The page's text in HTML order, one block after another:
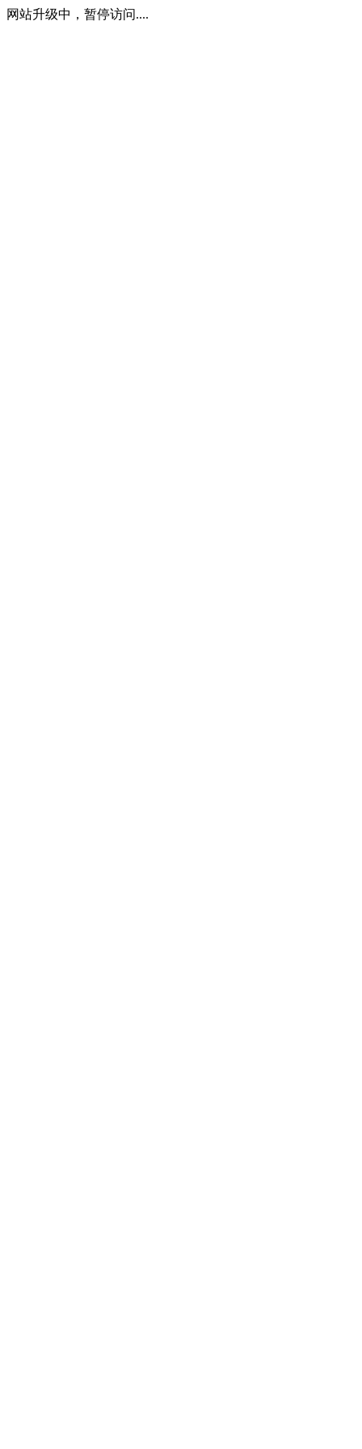
网站升级中，暂停访问....